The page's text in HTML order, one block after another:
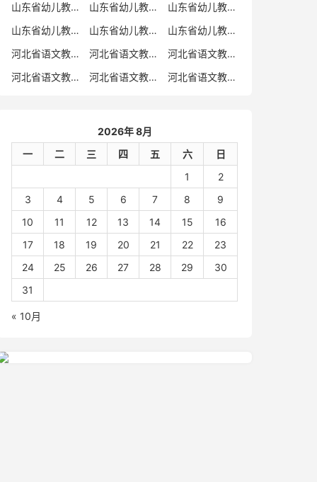
山东省幼儿教师招聘
山东省幼儿教师考试
山东省幼儿教师招聘考试真题
山东省幼儿教师招聘考试真题卷
山东省幼儿教师编制考试真题
山东省幼儿教师编制考试真题卷
河北省语文教师招聘
河北省语文教师招聘考试真题
河北省语文教师招聘考试真题卷
河北省语文教师编制考试真题
河北省语文教师编制考试真题卷 河北省语文教师考试
2026年 8月
一
二 三 四 五 六
日
1
2
3
4 5 6 7 8
9
10
11 12 13 14 15
16
17
18 19 20 21 22
23
24
25 26 27 28 29
30
31
« 10月